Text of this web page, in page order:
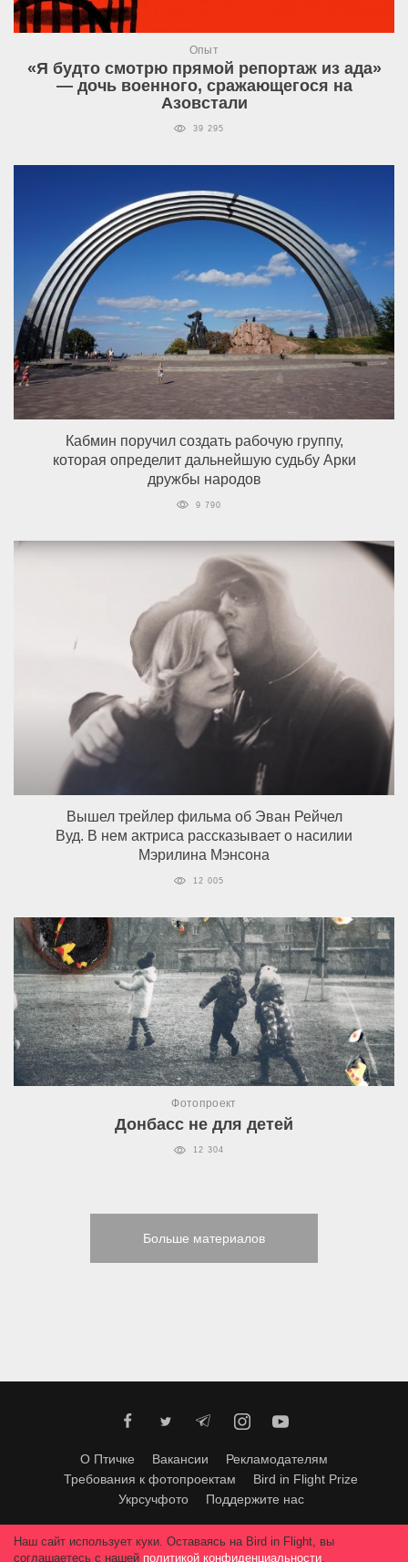
Опыт
«Я будто смотрю прямой репортаж из ада»
— дочь военного, сражающегося на
Азовстали
39 295
Кабмин поручил создать рабочую группу,
которая определит дальнейшую судьбу Арки
дружбы народов
9 790
Вышел трейлер фильма об Эван Рейчел
Вуд. В нем актриса рассказывает о насилии
Мэрилина Мэнсона
12 005
Фотопроект
Донбасс не для детей
12 304
Больше материалов
О Птичке Вакансии
Рекламодателям
Требования к фотопроектам
Bird in Flight Prize
Укрсучфото
Поддержите нас
Любое использование материалов допускается только с согласия
редакции.© 2026, Bird In Flight.
Наш сайт использует куки. Оставаясь на Bird in Flight, вы
соглашаетесь с нашей политикой конфиденциальности.